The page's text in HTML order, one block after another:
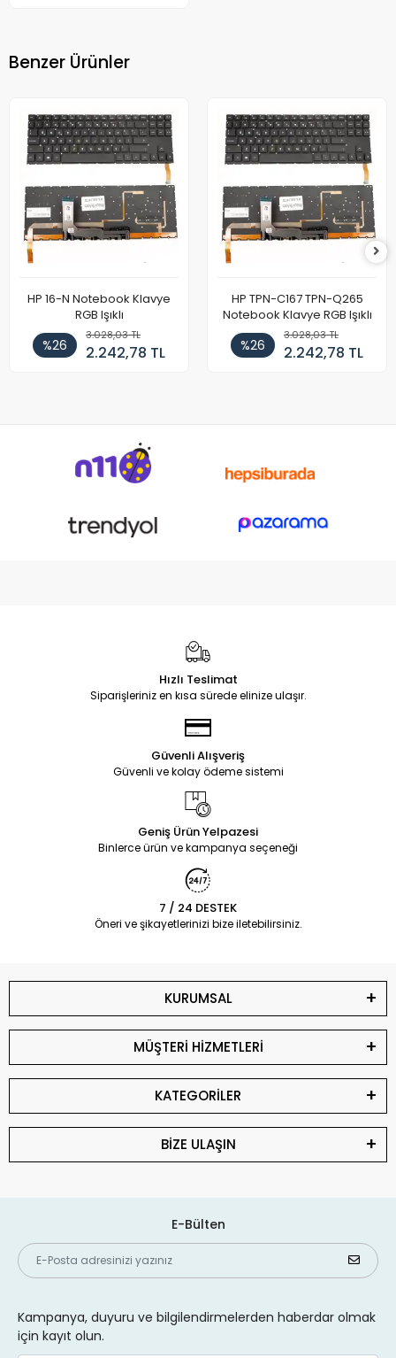
Benzer Ürünler
HP 16-N Notebook Klavye
RGB Işıklı
%26
3.028,03 TL
2.242,78 TL
HP TPN-C167 TPN-Q265
Notebook Klavye RGB Işıklı
%26
3.028,03 TL
2.242,78 TL
Hızlı Teslimat
Siparişleriniz en kısa sürede elinize ulaşır.
Güvenli Alışveriş
Güvenli ve kolay ödeme sistemi
Geniş Ürün Yelpazesi
Binlerce ürün ve kampanya seçeneği
7 / 24 DESTEK
Öneri ve şikayetlerinizi bize iletebilirsiniz.
KURUMSAL
MÜŞTERİ HİZMETLERİ
KATEGORİLER
BİZE ULAŞIN
E-Bülten
Kampanya, duyuru ve bilgilendirmelerden haberdar olmak
için kayıt olun.